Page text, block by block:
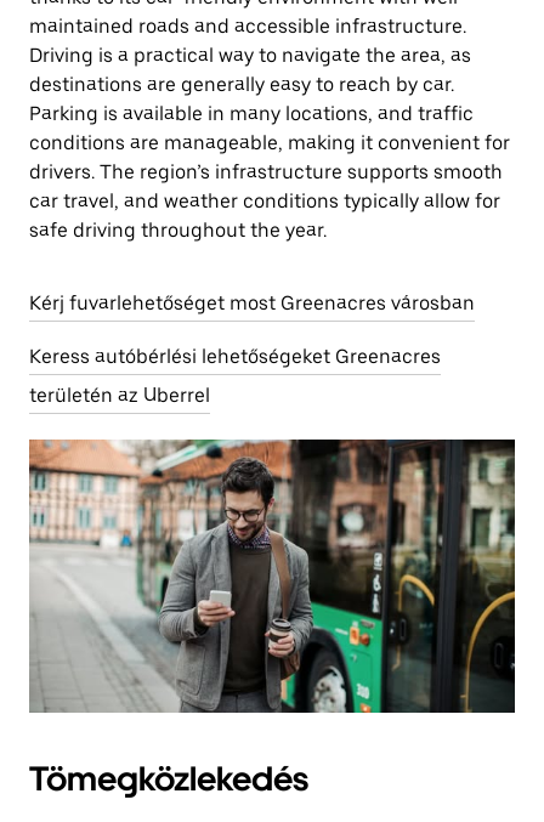
maintained roads and accessible infrastructure.
Driving is a practical way to navigate the area, as
destinations are generally easy to reach by car.
Parking is available in many locations, and traffic
conditions are manageable, making it convenient for
drivers. The region’s infrastructure supports smooth
car travel, and weather conditions typically allow for
safe driving throughout the year.
Kérj fuvarlehetőséget most Greenacres városban
Keress autóbérlési lehetőségeket Greenacres
területén az Uberrel
Tömegközlekedés